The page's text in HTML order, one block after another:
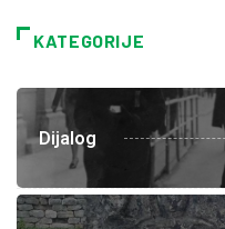
KATEGORIJE
Dijalog